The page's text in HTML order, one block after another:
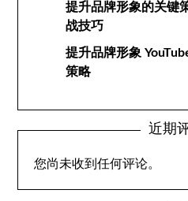
提升品牌形象的关键
战技巧
提升品牌形象
策略
近期
您尚未收到任何评论。